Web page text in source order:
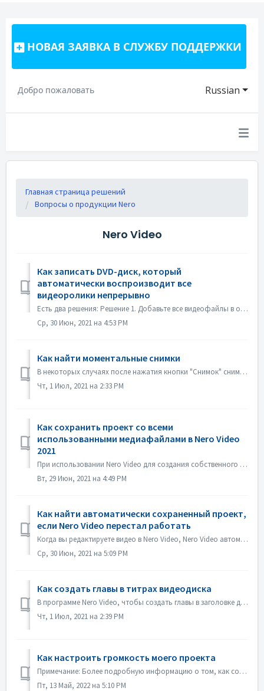
НОВАЯ ЗАЯВКА В СЛУЖБУ ПОДДЕРЖКИ
Russian
Добро пожаловать
Главная страница решений
Вопросы о продукции Nero
Nero Video
Как записать DVD-диск, который
автоматически воспроизводит все
видеоролики непрерывно
Есть два решения: Решение 1. Добавьте все видеофайлы в один заголовок. На экране редактирования импортируйте все видеофайлы, которые вы хотите автоматическ...
Ср, 30 Июн, 2021 на 4:53 PM
Как найти моментальные снимки
В некоторых случаях после нажатия кнопки "Снимок" снимок не отображается в папке "Мои медиа". Найти снимок можно следующим образом: 1. Н...
Чт, 1 Июл, 2021 на 2:33 PM
Как сохранить проект со всеми
использованными медиафайлами в Nero Video
2021
При использовании Nero Video для создания собственного фильма, Nero Video может импортировать ваши собственные медиафайлы, такие как видео, музыка или изобр...
Вт, 29 Июн, 2021 на 4:49 PM
Как найти автоматически сохраненный проект,
если Nero Video перестал работать
Когда вы редактируете видео в Nero Video, Nero Video автоматически сохраняет ваш проект в фоновом режиме. Если Nero Video прекратит работу до сохранения пр...
Ср, 30 Июн, 2021 на 5:09 PM
Как создать главы в титрах видеодиска
В программе Nero Video, чтобы создать главы в заголовке диска, выполните следующие действия, 1. На экране Содержание выберите название. 2. Под предварительн...
Чт, 1 Июл, 2021 на 2:39 PM
Как настроить громкость моего проекта
Примечание: Более подробную информацию о том, как создавать слайд-шоу с музыкой, вы найдете по следующей ссылке: Создание слайд-шоу с музыкой В разделе &qu...
Пт, 13 Май, 2022 на 5:10 PM